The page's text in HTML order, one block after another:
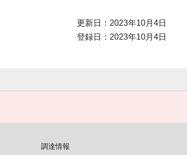
更新日：2023年10月4日
登録日：2023年10月4日
調達情報